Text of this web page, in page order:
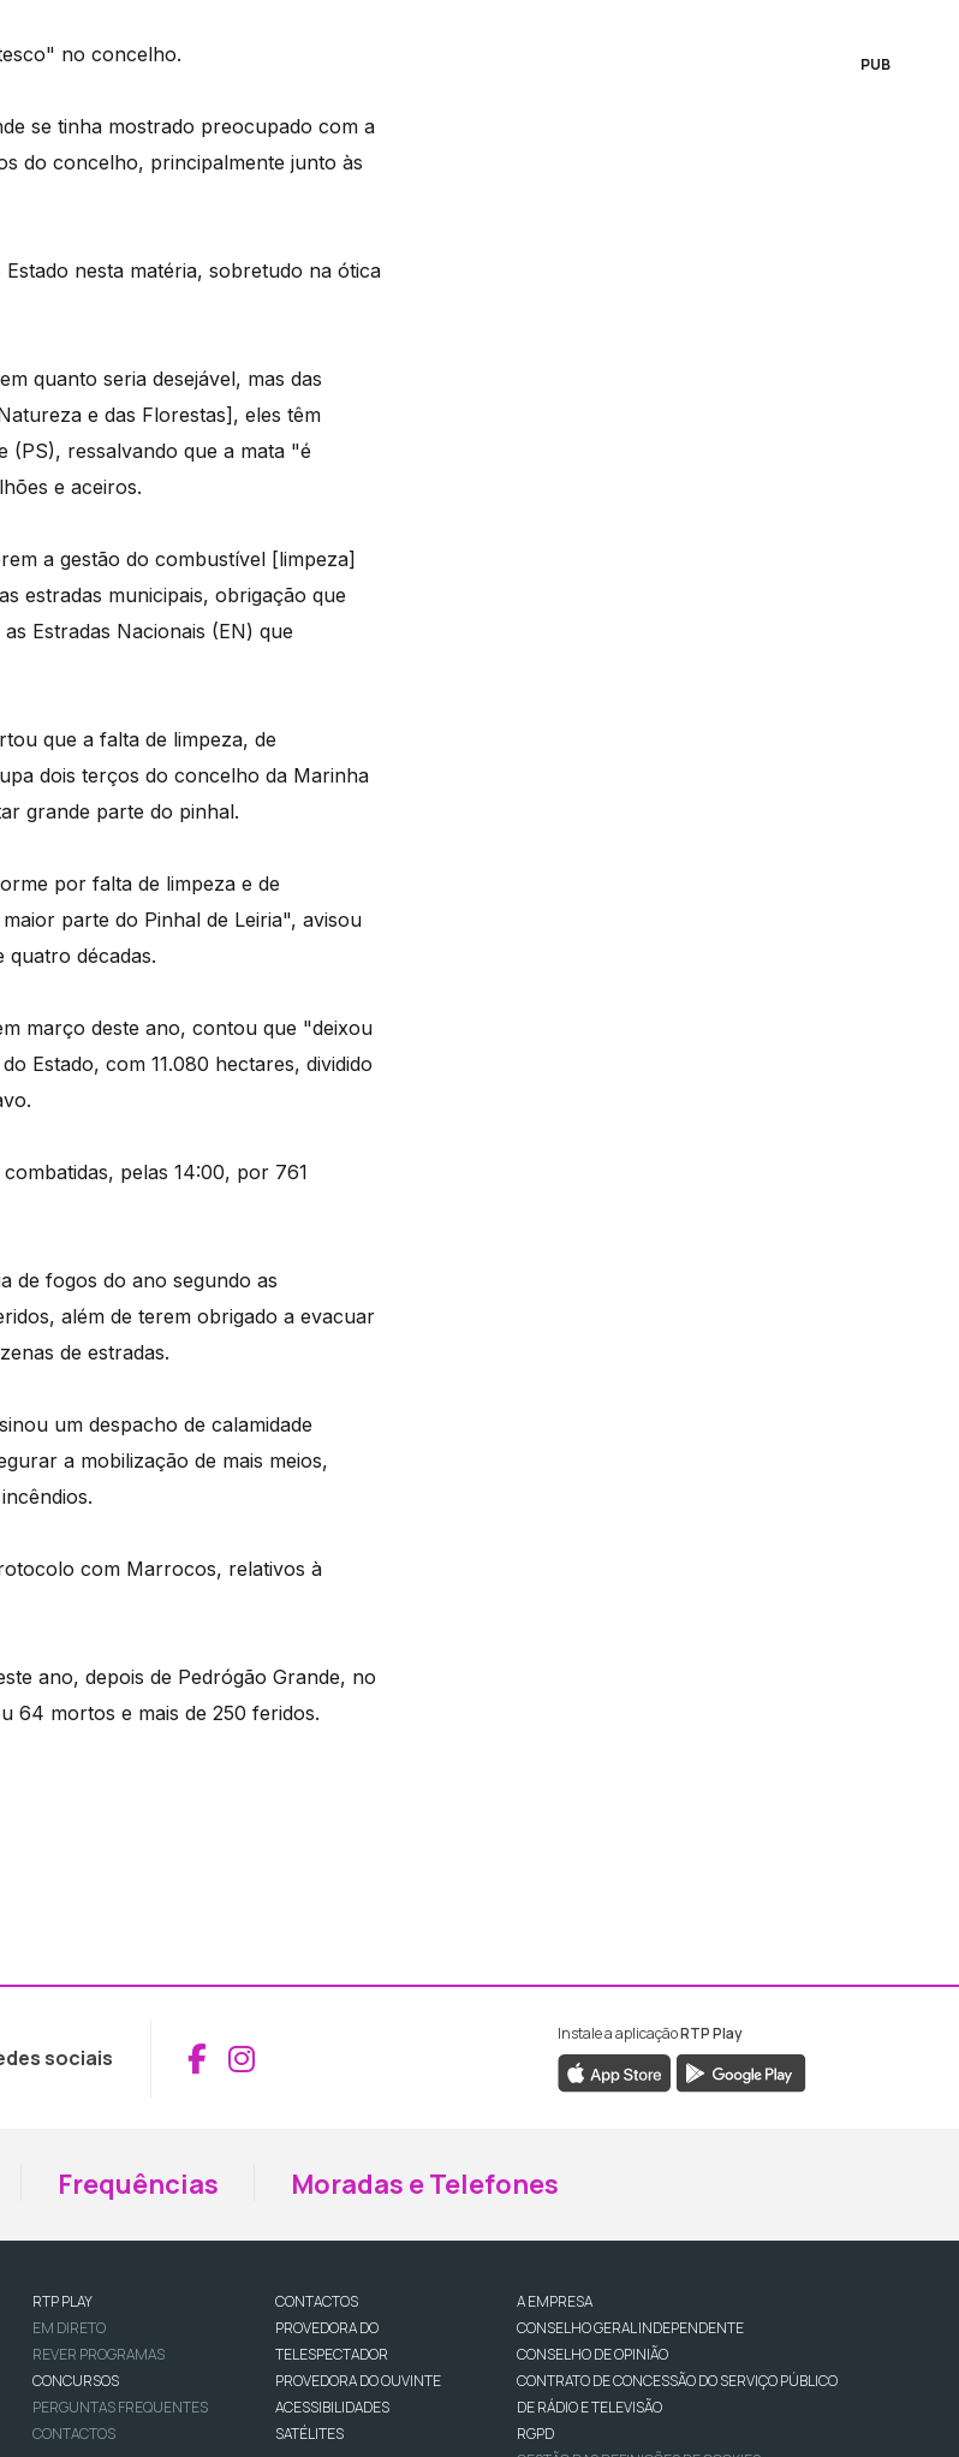
no concelho.
se tinha mostrado preocupado com a
do concelho, principalmente junto às
nesta matéria, sobretudo na ótica
quanto seria desejável, mas das
e das Florestas], eles têm
(PS), ressalvando que a mata "é
e aceiros.
a gestão do combustível [limpeza]
estradas municipais, obrigação que
Estradas Nacionais (EN) que
que a falta de limpeza, de
dois terços do concelho da Marinha
grande parte do pinhal.
por falta de limpeza e de
parte do Pinhal de Leiria", avisou
quatro décadas.
março deste ano, contou que "deixou
Estado, com 11.080 hectares, dividido
pelas 14:00, por 761
de fogos do ano segundo as
além de terem obrigado a evacuar
de estradas.
um despacho de calamidade
a mobilização de mais meios,
com Marrocos, relativos à
ano, depois de Pedrógão Grande, no
64 mortos e mais de 250 feridos.
PUB
sociais Aceder ao Facebook da RTP Madeira
Aceder ao Instagram da RTP Madeira
Instale a aplicaçãoRTP Play
Frequências Moradas e Telefones
RTP PLAY
EM DIRETO
REVER PROGRAMAS
CONCURSOS
PERGUNTAS FREQUENTES
CONTACTOS
CONTACTOS
PROVEDORA DO
TELESPECTADOR
PROVEDORA DO OUVINTE
ACESSIBILIDADES
SATÉLITES
A EMPRESA
CONSELHO GERAL INDEPENDENTE
CONSELHO DE OPINIÃO
CONTRATO DE CONCESSÃO DO SERVIÇO PÚBLICO
DE RÁDIO E TELEVISÃO
RGPD